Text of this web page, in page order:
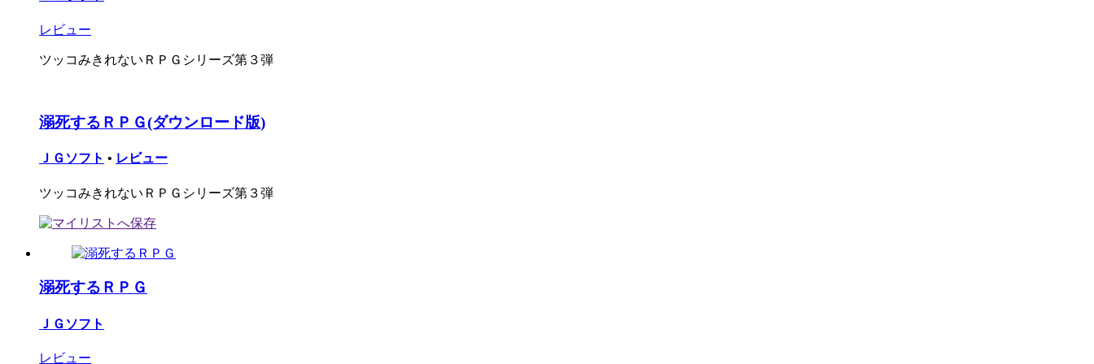
レビュー
ツッコみきれないＲＰＧシリーズ第３弾
溺死するＲＰＧ(ダウンロード版)
ＪＧソフト • レビュー
ツッコみきれないＲＰＧシリーズ第３弾
溺死するＲＰＧ
ＪＧソフト
レビュー